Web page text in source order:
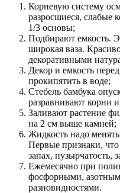
Корневую систему
разросшиеся, слабые
1/3 основы;
Подбирают емкость.
широкая ваза.
декоративными
Декор и емкость
прокипятить в воде;
Стебель бамбука
разравнивают корни
Заливают растение
на 2 см выше камней;
Жидкость надо
Первые признаки, что
запах, пузырчатость,
Ежемесячно при
фосфорными,
разновидностями.